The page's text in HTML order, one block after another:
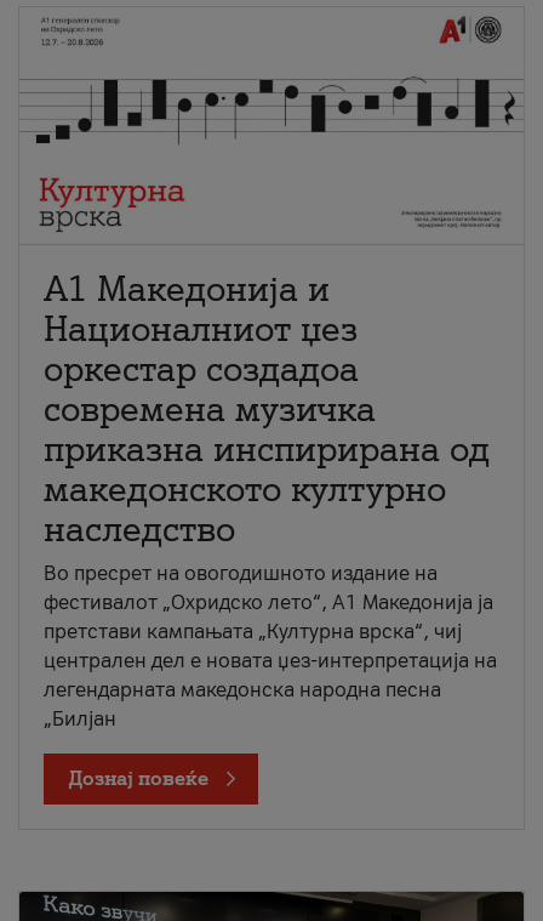
А1 Македонија и
Националниот џез
оркестар создадоа
современа музичка
приказна инспирирана од
македонското културно
наследство
Во пресрет на овогодишното издание на
фестивалот „Охридско лето“, А1 Македонија ја
претстави кампањата „Културна врска“, чиј
централен дел е новата џез-интерпретација на
легендарната македонска народна песна
„Билјан
Дознај повеќе